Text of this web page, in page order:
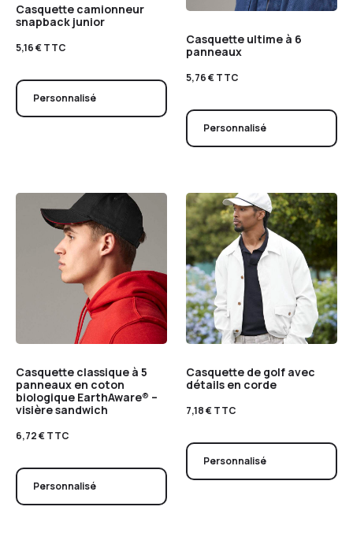
Casquette camionneur
snapback junior
5,16€TTC
Personnalisé
Casquette ultime à 6
panneaux
5,76€TTC
Personnalisé
Casquette classique à 5
panneaux en coton
biologique EarthAware® –
visière sandwich
6,72€TTC
Personnalisé
Casquette de golf avec
détails en corde
7,18€TTC
Personnalisé